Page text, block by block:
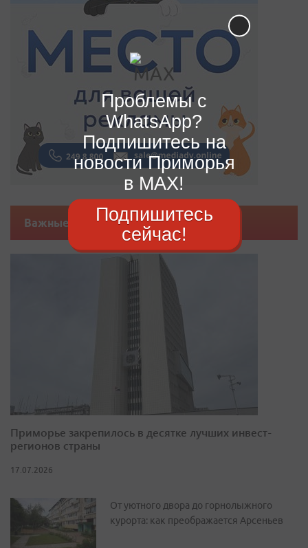
Важные новости
Приморье закрепилось в десятке лучших инвест-
регионов страны
17.07.2026
От уютного двора до горнолыжного
курорта: как преображается Арсеньев
Проблемы с
WhatsApp?
Подпишитесь на
новости Приморья
в MAX!
Подпишитесь
сейчас!